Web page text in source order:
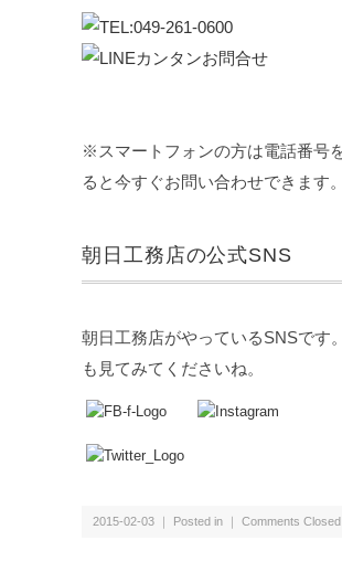
※スマートフォンの方は電話番号
ると今すぐお問い合わせできます。
朝日工務店の公式SNS
朝日工務店がやっているSNSです
も見てみてくださいね。
2015-02-03 ｜ Posted in ｜ Comments Closed